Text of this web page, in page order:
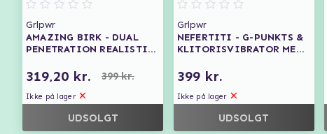
Grlpwr
AMAZING BIRK - DUAL
PENETRATION REALISTIC
319,20 kr. 399 kr.
Ikke på lager
UDSOLGT
Grlpwr
NEFERTITI - G-PUNKTS &
KLITORISVIBRATOR MED
399 kr.
Ikke på lager
UDSOLGT